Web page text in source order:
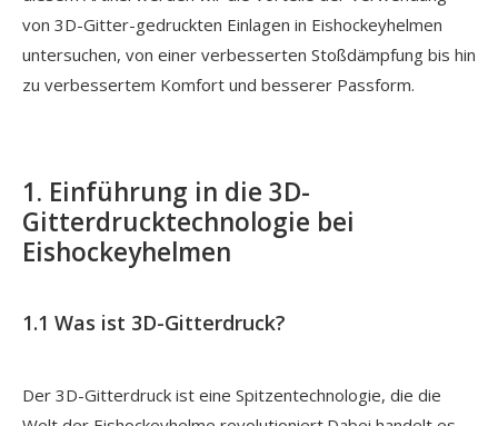
von 3D-Gitter-gedruckten Einlagen in Eishockeyhelmen
untersuchen, von einer verbesserten Stoßdämpfung bis hin
zu verbessertem Komfort und besserer Passform.
1. Einführung in die 3D-
Gitterdrucktechnologie bei
Eishockeyhelmen
1.1 Was ist 3D-Gitterdruck?
Der 3D-Gitterdruck ist eine Spitzentechnologie, die die